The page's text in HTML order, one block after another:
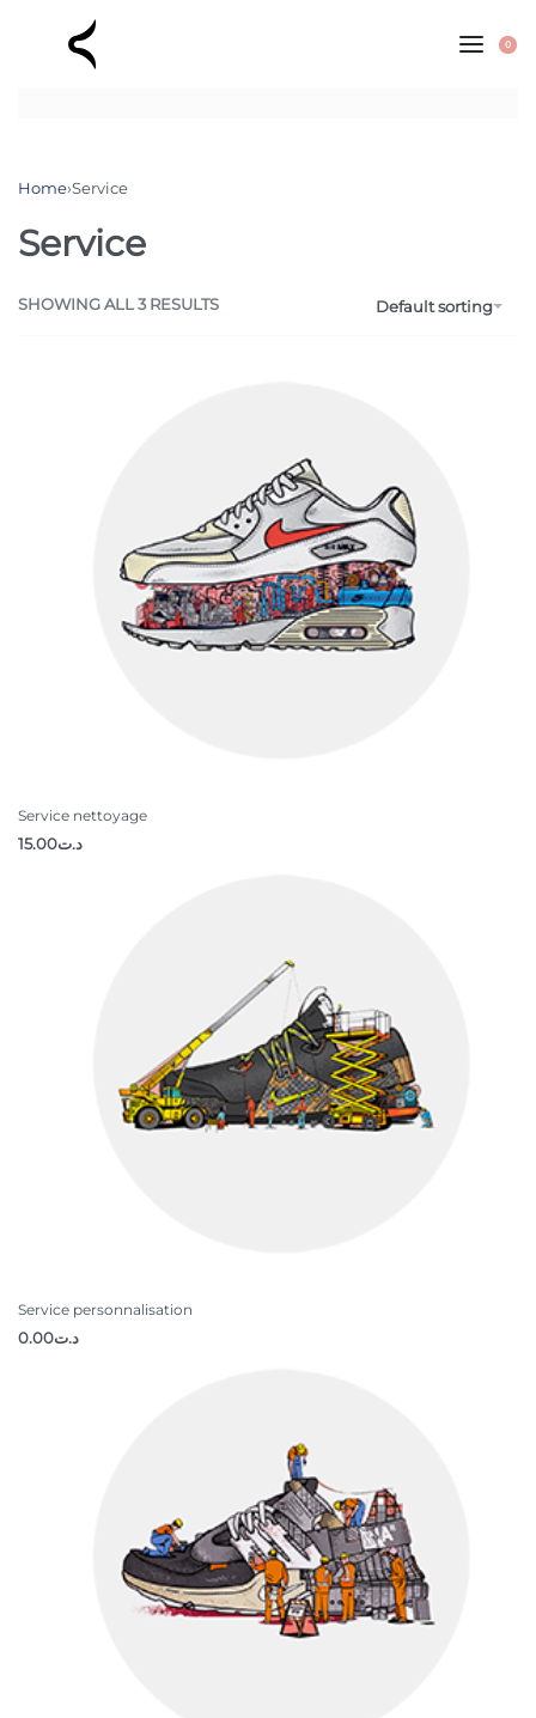
0
Home›Service
Service
SHOWING ALL 3 RESULTS Default sorting
Service nettoyage
د.ت15.00
Service personnalisation
د.ت0.00